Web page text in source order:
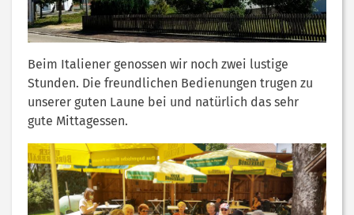
Beim Italiener genossen wir noch zwei lustige
Stunden. Die freundlichen Bedienungen trugen zu
unserer guten Laune bei und natürlich das sehr
gute Mittagessen.